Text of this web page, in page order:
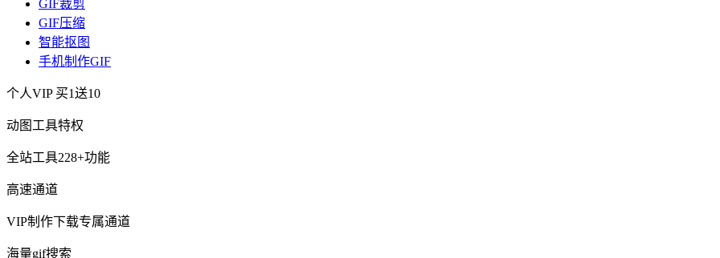
GIF裁剪
GIF压缩
智能抠图
手机制作GIF
个人VIP 买1送10
动图工具特权
全站工具228+功能
高速通道
VIP制作下载专属通道
海量gif搜索